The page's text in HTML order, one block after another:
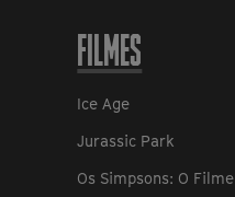
FILMES
Ice Age
Jurassic Park
Os Simpsons: O Filme